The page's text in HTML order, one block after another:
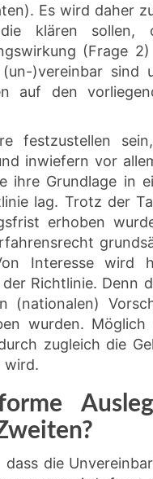
Es wird daher
klären sollen,
(Frage
)vereinbar sind
auf den
festzustellen
inwiefern vor
ihre Grundlage in
lag. Trotz der
erhoben
Interesse wird
Richtlinie. Denn
(nationalen)
wurden.
zugleich die
wird.
dass die